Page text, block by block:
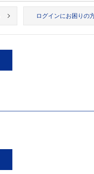
ログインにお困りの